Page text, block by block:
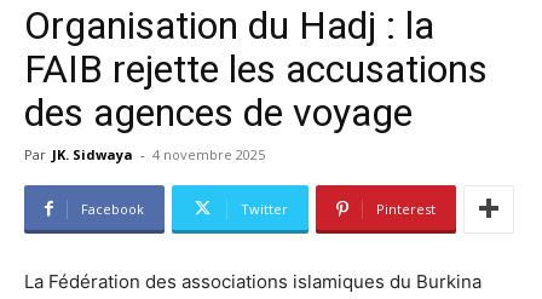
Organisation du Hadj : la
FAIB rejette les accusations
des agences de voyage
Par JK. Sidwaya - 4 novembre 2025
Facebook Twitter Pinterest
La Fédération des associations islamiques du Burkina